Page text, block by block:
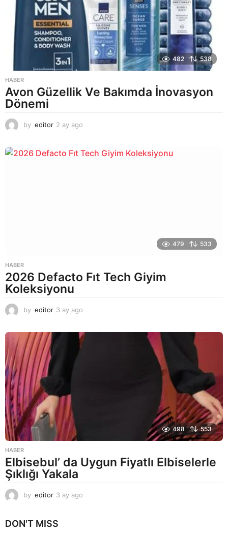
482 538
HABER
Avon Güzellik Ve Bakımda İnovasyon
Dönemi
by editor 2 ay ago
a
479 533
HABER
2026 Defacto Fıt Tech Giyim
Koleksiyonu
by editor 3 ay ago
a
498 553
HABER
Elbisebul’ da Uygun Fiyatlı Elbiselerle
Şıklığı Yakala
by editor 3 ay ago
DON'T MISS